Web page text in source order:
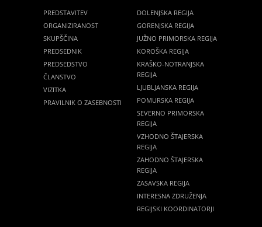
PREDSTAVITEV
ORGANIZIRANOST
SKUPŠČINA
PREDSEDNIK
PREDSEDSTVO
ČLANSTVO
VIZITKA
PRAVILNIK O ZASEBNOSTI
DOLENJSKA REGIJA
GORENJSKA REGIJA
JUŽNO PRIMORSKA REGIJA
KOROŠKA REGIJA
KRAŠKO-NOTRANJSKA
REGIJA
LJUBLJANSKA REGIJA
POMURSKA REGIJA
SEVERNO PRIMORSKA
REGIJA
VZHODNO ŠTAJERSKA
REGIJA
ZAHODNO ŠTAJERSKA
REGIJA
ZASAVSKA REGIJA
INTERESNA ZDRUŽENJA
REGIJSKI KOORDINATORJI